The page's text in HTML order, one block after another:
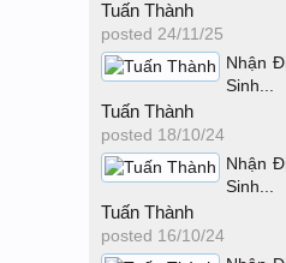
Tuấn Thành
posted 24/11/25
Nhận
Sinh...
Tuấn Thành
posted 18/10/24
Nhận
Sinh...
Tuấn Thành
posted 16/10/24